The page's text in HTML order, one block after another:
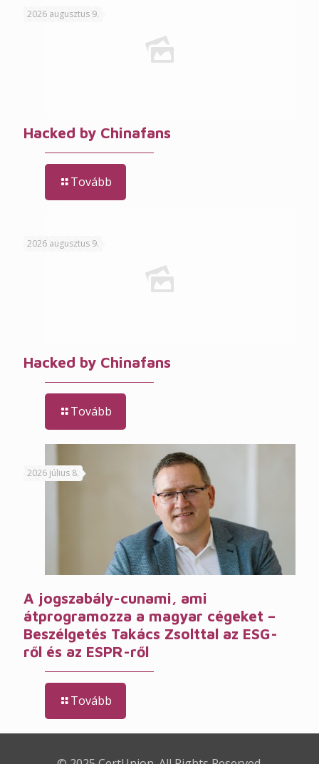
2026 augusztus 9.
Hacked by Chinafans
Tovább
2026 augusztus 9.
Hacked by Chinafans
Tovább
2026 július 8.
A jogszabály-cunami, ami
átprogramozza a magyar cégeket –
Beszélgetés Takács Zsolttal az ESG-
ről és az ESPR-ről
Tovább